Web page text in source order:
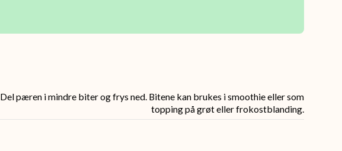
Del pæren i mindre biter og frys ned. Bitene kan brukes i smoothie eller som
topping på grøt eller frokostblanding.